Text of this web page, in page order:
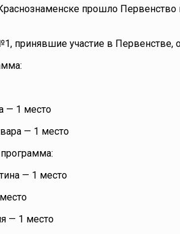
прошло Первенство
принявшие участие в Первенстве,
— 1 место
— 1 место
— 1 место
— 1 место